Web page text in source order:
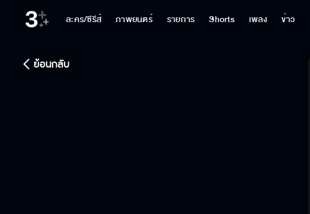
ละคร/ซีรีส์ ภาพยนตร์ รายการ Shorts เพลง ข่าว
ย้อนกลับ